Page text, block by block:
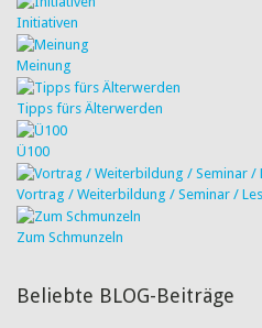
Initiativen
Meinung
Tipps fürs Älterwerden
Ü100
Vortrag / Weiterbildung / Seminar /
Zum Schmunzeln
Beliebte BLOG-Beiträge